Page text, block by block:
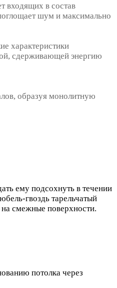
входящих в состав
шум и максимально
характеристики
сдерживающей энергию
образуя монолитную
ему подсохнуть в течении
гвоздь тарельчатый
на смежные поверхности.
потолка через